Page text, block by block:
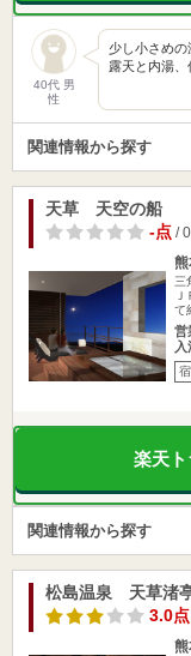
40代 男
性
少し小さめの
露天と内湯
関連情報から探す
天草 天空の船
-点/
熊
三
て
営
入
楽天
関連情報から探す
松島温泉 天草渚
3.0点
熊